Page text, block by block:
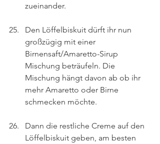
zueinander.
Den Löffelbiskuit dürft ihr nun
großzügig mit einer
Birnensaft/Amaretto-Sirup
Mischung beträufeln. Die
Mischung hängt davon ab ob ihr
mehr Amaretto oder Birne
schmecken möchte.
Dann die restliche Creme auf den
Löffelbiskuit geben, am besten